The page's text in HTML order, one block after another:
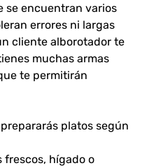
se encuentran varios
errores ni largas
cliente alborotador te
muchas armas
te permitirán
platos según
frescos, hígado o